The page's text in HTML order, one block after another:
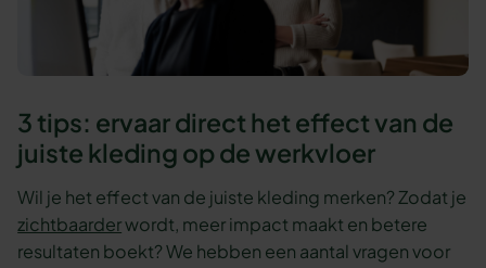
3 tips: ervaar direct het effect van de
juiste kleding op de werkvloer
Wil je het effect van de juiste kleding merken? Zodat je
zichtbaarderwordt, meer impact maakt en betere
resultaten boekt? We hebben een aantal vragen voor